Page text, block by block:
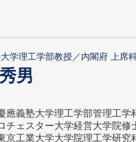
学理工学部教授／内閣府 上席
男
應義塾大学理工学部管理工学
チェスター大学経営大学院修
京工業大学大学院理工学研究